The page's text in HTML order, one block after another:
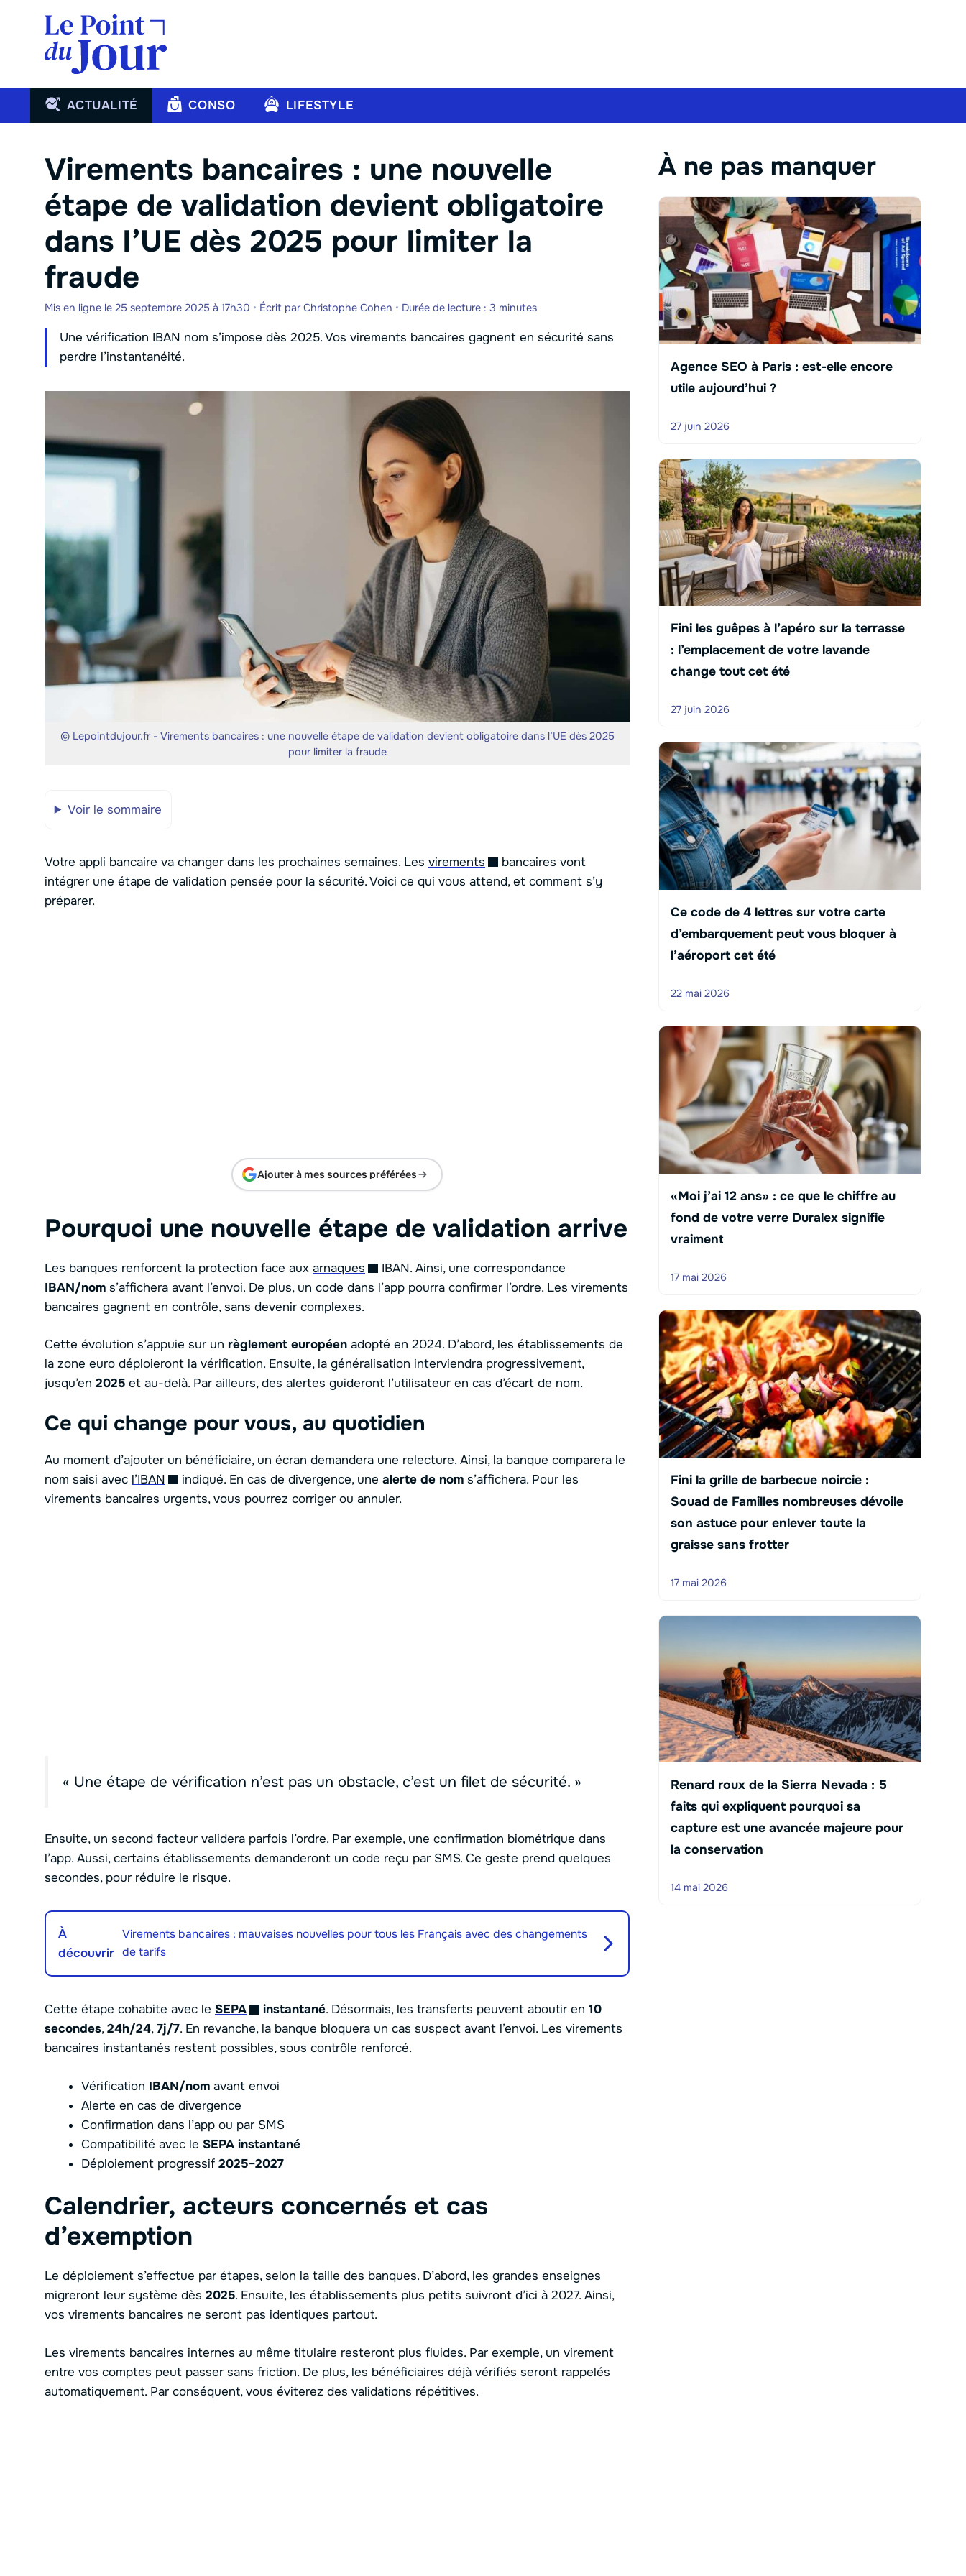
contenu
ACTUALITÉ CONSO LIFESTYLE
Virements bancaires : une nouvelle
étape de validation devient obligatoire
dans l’UE dès 2025 pour limiter la
fraude
Mis en ligne le 25 septembre 2025 à 17h30 • Écrit par Christophe Cohen • Durée de lecture : 3 minutes
Une vérification IBAN nom s’impose dès 2025. Vos virements bancaires gagnent en sécurité sans
perdre l’instantanéité.
© Lepointdujour.fr - Virements bancaires : une nouvelle étape de validation devient obligatoire dans l’UE dès 2025
pour limiter la fraude
Voir le sommaire
Votre appli bancaire va changer dans les prochaines semaines. Les virements
bancaires vont
intégrer une étape de validation pensée pour la sécurité. Voici ce qui vous attend, et comment s’y
préparer.
Ajouter à mes sources préférées
Pourquoi une nouvelle étape de validation arrive
Les banques renforcent la protection face aux arnaques
IBAN. Ainsi, une correspondance
IBAN/nom s’affichera avant l’envoi. De plus, un code dans l’app pourra confirmer l’ordre. Les virements
bancaires gagnent en contrôle, sans devenir complexes.
Cette évolution s’appuie sur un règlement européen adopté en 2024. D’abord, les établissements de
la zone euro déploieront la vérification. Ensuite, la généralisation interviendra progressivement,
jusqu’en 2025 et au-delà. Par ailleurs, des alertes guideront l’utilisateur en cas d’écart de nom.
Ce qui change pour vous, au quotidien
Au moment d’ajouter un bénéficiaire, un écran demandera une relecture. Ainsi, la banque comparera le
nom saisi avec l’IBAN indiqué. En cas de divergence, une alerte de noms’affichera. Pour les
virements bancaires urgents, vous pourrez corriger ou annuler.
« Une étape de vérification n’est pas un obstacle, c’est un filet de sécurité. »
Ensuite, un second facteur validera parfois l’ordre. Par exemple, une confirmation biométrique dans
l’app. Aussi, certains établissements demanderont un code reçu par SMS. Ce geste prend quelques
secondes, pour réduire le risque.
À
découvrir
Virements bancaires : mauvaises nouvelles pour tous les Français avec des changements
de tarifs
Cette étape cohabite avec le SEPA instantané. Désormais, les transferts peuvent aboutir en 10
secondes,24h/24,7j/7. En revanche, la banque bloquera un cas suspect avant l’envoi. Les virements
bancaires instantanés restent possibles, sous contrôle renforcé.
Vérification IBAN/nom avant envoi
Alerte en cas de divergence
Confirmation dans l’app ou par SMS
Compatibilité avec le SEPA instantané
Déploiement progressif 2025–2027
Calendrier, acteurs concernés et cas
d’exemption
Le déploiement s’effectue par étapes, selon la taille des banques. D’abord, les grandes enseignes
migreront leur système dès 2025. Ensuite, les établissements plus petits suivront d’ici à 2027. Ainsi,
vos virements bancaires ne seront pas identiques partout.
Les virements bancaires internes au même titulaire resteront plus fluides. Par exemple, un virement
entre vos comptes peut passer sans friction. De plus, les bénéficiaires déjà vérifiés seront rappelés
automatiquement. Par conséquent, vous éviterez des validations répétitives.
À ne pas manquer
Agence SEO à Paris : est-elle encore
utile aujourd’hui ?
27 juin 2026
Fini les guêpes à l’apéro sur la terrasse
: l’emplacement de votre lavande
change tout cet été
27 juin 2026
Ce code de 4 lettres sur votre carte
d’embarquement peut vous bloquer à
l’aéroport cet été
22 mai 2026
«Moi j’ai 12 ans» : ce que le chiffre au
fond de votre verre Duralex signifie
vraiment
17 mai 2026
Fini la grille de barbecue noircie :
Souad de Familles nombreuses dévoile
son astuce pour enlever toute la
graisse sans frotter
17 mai 2026
Renard roux de la Sierra Nevada : 5
faits qui expliquent pourquoi sa
capture est une avancée majeure pour
la conservation
14 mai 2026